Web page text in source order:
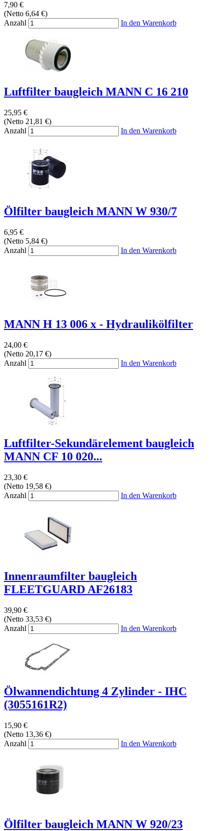
7,90 €
(Netto 6,64 €)
Anzahl
In den Warenkorb
Luftfilter baugleich MANN C 16 210
25,95 €
(Netto 21,81 €)
Anzahl
In den Warenkorb
Ölfilter baugleich MANN W 930/7
6,95 €
(Netto 5,84 €)
Anzahl
In den Warenkorb
MANN H 13 006 x - Hydraulikölfilter
24,00 €
(Netto 20,17 €)
Anzahl
In den Warenkorb
Luftfilter-Sekundärelement baugleich
MANN CF 10 020...
23,30 €
(Netto 19,58 €)
Anzahl
In den Warenkorb
Innenraumfilter baugleich
FLEETGUARD AF26183
39,90 €
(Netto 33,53 €)
Anzahl
In den Warenkorb
Ölwannendichtung 4 Zylinder - IHC
(3055161R2)
15,90 €
(Netto 13,36 €)
Anzahl
In den Warenkorb
Ölfilter baugleich MANN W 920/23